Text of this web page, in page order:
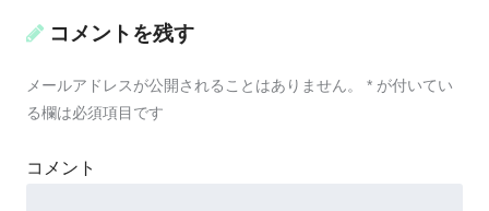
コメントを残す
メールアドレスが公開されることはありません。 * が付いてい
る欄は必須項目です
コメント